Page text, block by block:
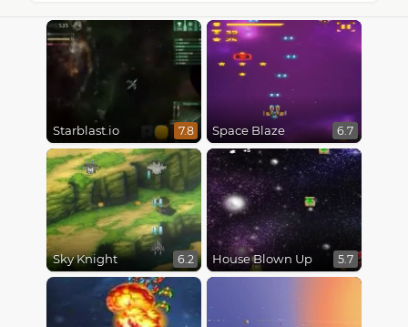
Starblast.io 7.8 Space Blaze 6.7
Sky Knight 6.2 House Blown Up 5.7